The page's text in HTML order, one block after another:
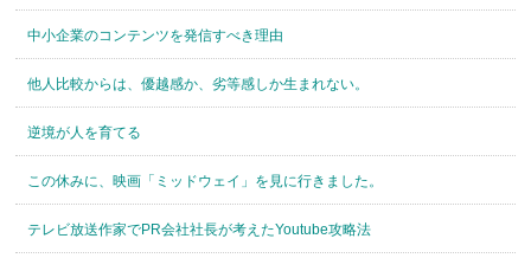
中小企業のコンテンツを発信すべき理由
他人比較からは、優越感か、劣等感しか生まれない。
逆境が人を育てる
この休みに、映画「ミッドウェイ」を見に行きました。
テレビ放送作家でPR会社社長が考えたYoutube攻略法